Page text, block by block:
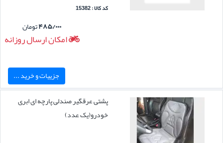
کد کالا : 15382
۴۸۵/۰۰۰تومان
امکان ارسال روزانه
جزییات و خرید ...
پشتی عرقگیر صندلی پارچه ای ابری
خودرو(یک عدد)